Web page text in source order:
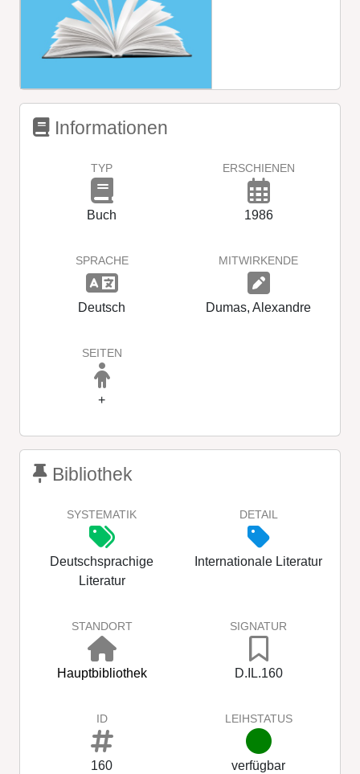
Informationen
TYP
Buch
ERSCHIENEN
1986
SPRACHE
Deutsch
MITWIRKENDE
Dumas, Alexandre
SEITEN
+
Bibliothek
SYSTEMATIK
Deutschsprachige
Literatur
DETAIL
Internationale Literatur
STANDORT
Hauptbibliothek
SIGNATUR
D.IL.160
ID
160
LEIHSTATUS
verfügbar